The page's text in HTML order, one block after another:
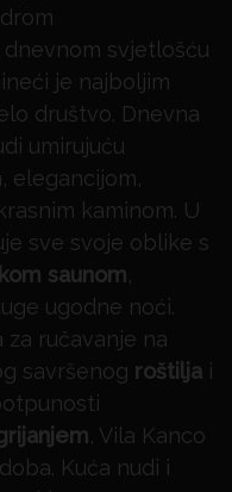
svjetlošću
je najboljim
društvo. Dnevna
umirujuću
elegancijom,
kaminom. U
sve svoje oblike s
saunom,
ugodne noći.
ručavanje na
savršenog roštilja i
, Vila Kanco
Kuća nudi i